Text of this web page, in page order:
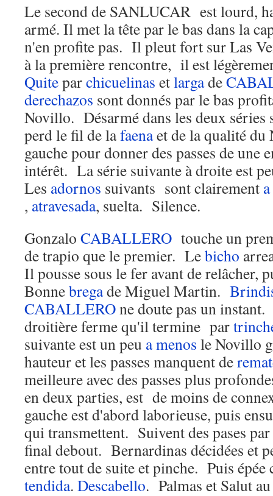
Le second de SANLUCAR est lourd,
armé. Il met la tête par le bas dans la
n'en profite pas. Il pleut fort sur Las
à la première rencontre, il est
Quiteparchicuelinas etlargade
derechazos sont donnés par le bas
Novillo. Désarmé dans les deux
perd le fil de lafaenaet de la qualité
gauche pour donner des passes de une
intérêt. La série suivante à droite est
Les adornos suivants sont clairement
, atravesada, suelta. Silence.
Gonzalo CABALLERO touche un
de trapio que le premier. Lebicho
Il pousse sous le fer avant de relâcher,
Bonnebregade Miguel Martin.
CABALLEROne doute pas un
droitière ferme qu'il termine par
suivante est un peu a menos le Novillo
hauteur et les passes manquent de
meilleure avec des passes plus
en deux parties, est de moins de
gauche est d'abord laborieuse, puis
qui transmettent. Suivent des pases
final debout. Bernardinas décidées et
entre tout de suite et pinche. Puis
tendida. Descabello. Palmas et Salut